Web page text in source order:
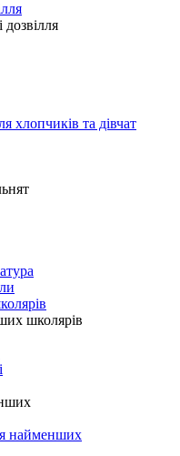
дозвілля
хлопчиків та дівчат
школярів
найменших